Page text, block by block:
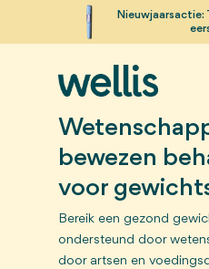
Nieuwjaarsactie:
bewezen
voor
Bereik een gezond
ondersteund door
door artsen en